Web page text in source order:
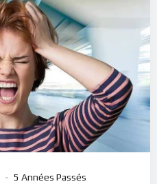
5 Années Passés